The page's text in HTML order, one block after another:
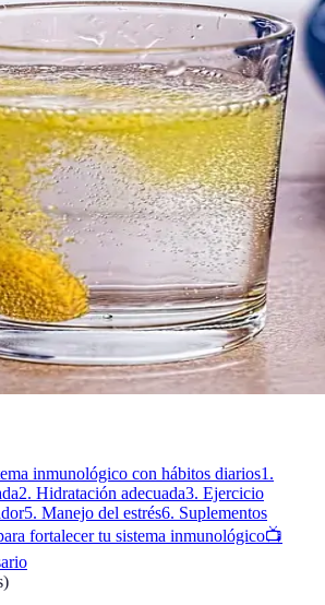
inmunológico con hábitos diarios1.
2. Hidratación adecuada3. Ejercicio
5. Manejo del estrés6. Suplementos
fortalecer tu sistema inmunológico📺
)